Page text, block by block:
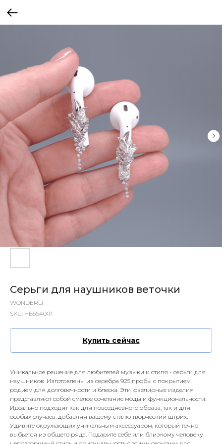
Серьги для наушников веточки
WONDERLI
SKU: НБ5640Ф
Купить сейчас
Уникальное решение для любителей музыки и стиля - серьги для
наушников. Изготовлены из серебра 925 пробы с покрытием
родием для долговечности и блеска. Эти ювелирные изделия
представляют собой смелое сочетание моды и функциональности.
Идеально подходят как для повседневного образа, так и для
особых случаев, добавляя вашему стилю творческий штрих.
Удивите окружающих уникальным аксессуаром, который точно
выбьется из общего ряда. Подарите себе или близкому человеку